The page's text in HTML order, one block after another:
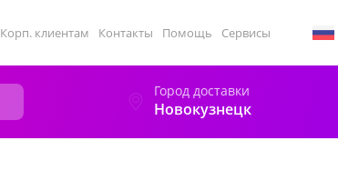
Корп. клиентам Контакты Помощь Сервисы
Город доставки
Новокузнецк